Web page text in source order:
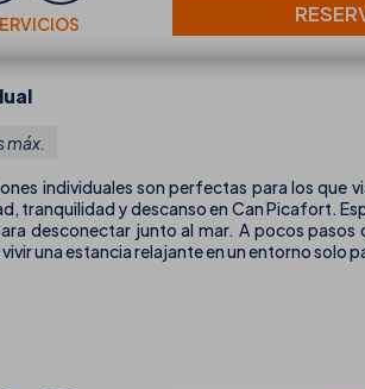
máx.
individuales son perfectas para los que
tranquilidad y descanso en Can Picafort.
desconectar junto al mar. A pocos pasos
una estancia relajante en un entorno solo